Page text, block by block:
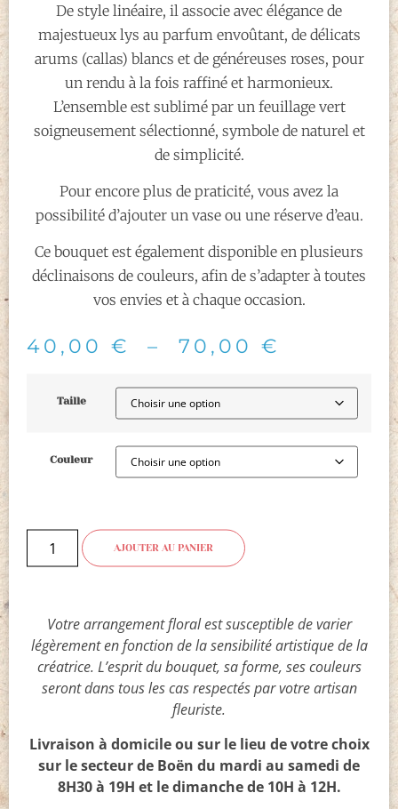
De style linéaire, il associe avec élégance de
majestueux lys au parfum envoûtant, de délicats
arums (callas) blancs et de généreuses roses, pour
un rendu à la fois raffiné et harmonieux.
L’ensemble est sublimé par un feuillage vert
soigneusement sélectionné, symbole de naturel et
de simplicité.
Pour encore plus de praticité, vous avez la
possibilité d’ajouter un vase ou une réserve d’eau.
Ce bouquet est également disponible en plusieurs
déclinaisons de couleurs, afin de s’adapter à toutes
vos envies et à chaque occasion.
40,00 € – 70,00 €
Taille
Couleur
AJOUTER AU PANIER
Votre arrangement floral est susceptible de varier
légèrement en fonction de la sensibilité artistique de la
créatrice. L’esprit du bouquet, sa forme, ses couleurs
seront dans tous les cas respectés par votre artisan
fleuriste.
Livraison à domicile ou sur le lieu de votre choix
sur le secteur de Boën du mardi au samedi de
8H30 à 19H et le dimanche de 10H à 12H.